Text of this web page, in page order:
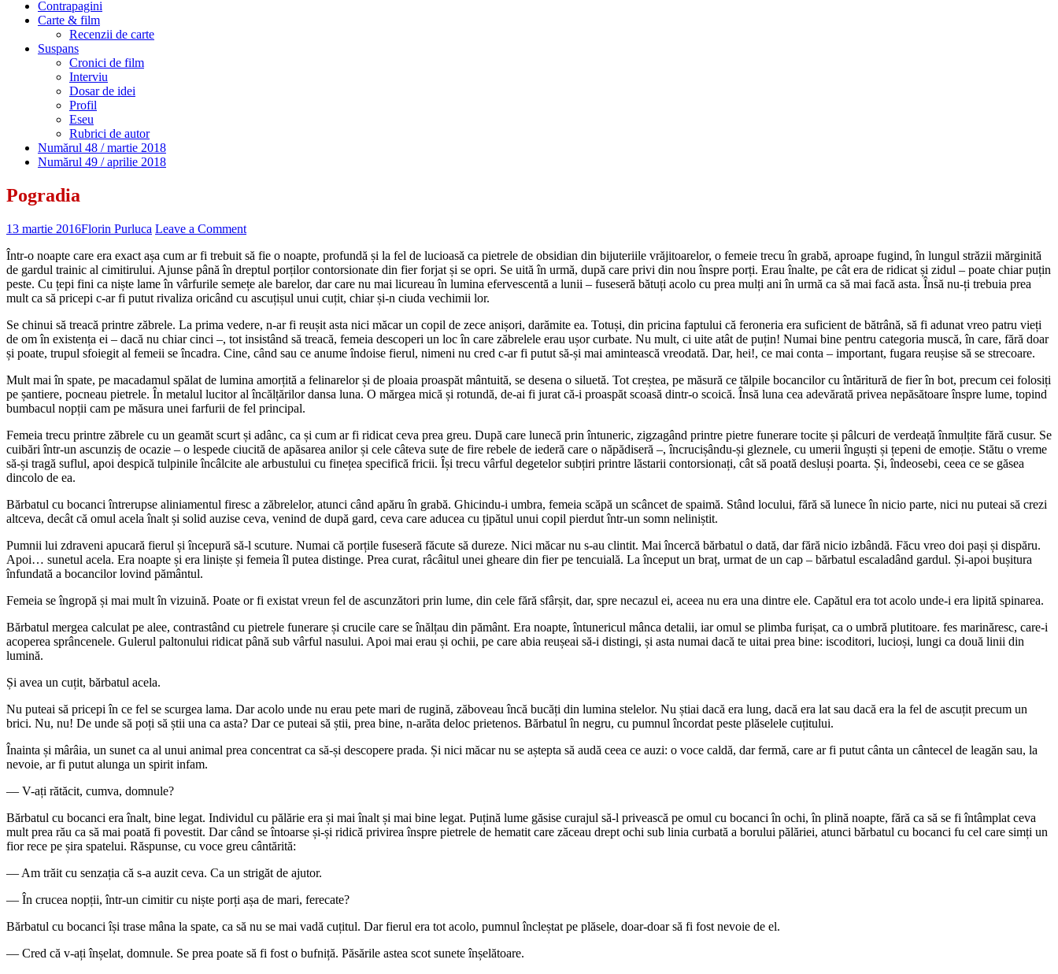
Contrapagini
Carte & film
Recenzii de carte
Suspans
Cronici de film
Interviu
Dosar de idei
Profil
Eseu
Rubrici de autor
Numărul 48 / martie 2018
Numărul 49 / aprilie 2018
Pogradia
13 martie 2016Florin Purluca Leave a Comment
Într-o noapte care era exact așa cum ar fi trebuit să fie o noapte, profundă și la fel de lucioasă ca pietrele de obsidian din bijuteriile vrăjitoarelor, o femeie trecu în grabă, aproape fugind, în lungul străzii mărginită
de gardul trainic al cimitirului. Ajunse până în dreptul porților contorsionate din fier forjat și se opri. Se uită în urmă, după care privi din nou înspre porți. Erau înalte, pe cât era de ridicat și zidul – poate chiar puțin
peste. Cu țepi fini ca niște lame în vârfurile semețe ale barelor, dar care nu mai licureau în lumina efervescentă a lunii – fuseseră bătuți acolo cu prea mulți ani în urmă ca să mai facă asta. Însă nu-ți trebuia prea
mult ca să pricepi c-ar fi putut rivaliza oricând cu ascuțișul unui cuțit, chiar și-n ciuda vechimii lor.
Se chinui să treacă printre zăbrele. La prima vedere, n-ar fi reușit asta nici măcar un copil de zece anișori, darămite ea. Totuși, din pricina faptului că feroneria era suficient de bătrână, să fi adunat vreo patru vieți
de om în existența ei – dacă nu chiar cinci –, tot insistând să treacă, femeia descoperi un loc în care zăbrelele erau ușor curbate. Nu mult, ci uite atât de puțin! Numai bine pentru categoria muscă, în care, fără doar
și poate, trupul sfoiegit al femeii se încadra. Cine, când sau ce anume îndoise fierul, nimeni nu cred c-ar fi putut să-și mai amintească vreodată. Dar, hei!, ce mai conta – important, fugara reușise să se strecoare.
Mult mai în spate, pe macadamul spălat de lumina amorțită a felinarelor și de ploaia proaspăt mântuită, se desena o siluetă. Tot creștea, pe măsură ce tălpile bocancilor cu întăritură de fier în bot, precum cei folosiți
pe șantiere, pocneau pietrele. În metalul lucitor al încălțărilor dansa luna. O mărgea mică și rotundă, de-ai fi jurat că-i proaspăt scoasă dintr-o scoică. Însă luna cea adevărată privea nepăsătoare înspre lume, topind
bumbacul nopții cam pe măsura unei farfurii de fel principal.
Femeia trecu printre zăbrele cu un geamăt scurt și adânc, ca și cum ar fi ridicat ceva prea greu. După care lunecă prin întuneric, zigzagând printre pietre funerare tocite și pâlcuri de verdeață înmulțite fără cusur. Se
cuibări într-un ascunziș de ocazie – o lespede ciucită de apăsarea anilor și cele câteva sute de fire rebele de iederă care o năpădiseră –, încrucișându-și gleznele, cu umerii înguști și țepeni de emoție. Stătu o vreme
să-și tragă suflul, apoi despică tulpinile încâlcite ale arbustului cu finețea specifică fricii. Își trecu vârful degetelor subțiri printre lăstarii contorsionați, cât să poată desluși poarta. Și, îndeosebi, ceea ce se găsea
dincolo de ea.
Bărbatul cu bocanci întrerupse aliniamentul firesc a zăbrelelor, atunci când apăru în grabă. Ghicindu-i umbra, femeia scăpă un scâncet de spaimă. Stând locului, fără să lunece în nicio parte, nici nu puteai să crezi
altceva, decât că omul acela înalt și solid auzise ceva, venind de după gard, ceva care aducea cu țipătul unui copil pierdut într-un somn neliniștit.
Pumnii lui zdraveni apucară fierul și începură să-l scuture. Numai că porțile fuseseră făcute să dureze. Nici măcar nu s-au clintit. Mai încercă bărbatul o dată, dar fără nicio izbândă. Făcu vreo doi pași și dispăru.
Apoi… sunetul acela. Era noapte și era liniște și femeia îl putea distinge. Prea curat, râcâitul unei gheare din fier pe tencuială. La început un braț, urmat de un cap – bărbatul escaladând gardul. Și-apoi bușitura
înfundată a bocancilor lovind pământul.
Femeia se îngropă și mai mult în vizuină. Poate or fi existat vreun fel de ascunzători prin lume, din cele fără sfârșit, dar, spre necazul ei, aceea nu era una dintre ele. Capătul era tot acolo unde-i era lipită spinarea.
Bărbatul mergea calculat pe alee, contrastând cu pietrele funerare și crucile care se înălțau din pământ. Era noapte, întunericul mânca detalii, iar omul se plimba furișat, ca o umbră plutitoare. fes marinăresc, care-i
acoperea sprâncenele. Gulerul paltonului ridicat până sub vârful nasului. Apoi mai erau și ochii, pe care abia reușeai să-i distingi, și asta numai dacă te uitai prea bine: iscoditori, lucioși, lungi ca două linii din
lumină.
Și avea un cuțit, bărbatul acela.
Nu puteai să pricepi în ce fel se scurgea lama. Dar acolo unde nu erau pete mari de rugină, zăboveau încă bucăți din lumina stelelor. Nu știai dacă era lung, dacă era lat sau dacă era la fel de ascuțit precum un
brici. Nu, nu! De unde să poți să știi una ca asta? Dar ce puteai să știi, prea bine, n-arăta deloc prietenos. Bărbatul în negru, cu pumnul încordat peste plăselele cuțitului.
Înainta și mârâia, un sunet ca al unui animal prea concentrat ca să-și descopere prada. Și nici măcar nu se aștepta să audă ceea ce auzi: o voce caldă, dar fermă, care ar fi putut cânta un cântecel de leagăn sau, la
nevoie, ar fi putut alunga un spirit infam.
— V-ați rătăcit, cumva, domnule?
Bărbatul cu bocanci era înalt, bine legat. Individul cu pălărie era și mai înalt și mai bine legat. Puțină lume găsise curajul să-l privească pe omul cu bocanci în ochi, în plină noapte, fără ca să se fi întâmplat ceva
mult prea rău ca să mai poată fi povestit. Dar când se întoarse și-și ridică privirea înspre pietrele de hematit care zăceau drept ochi sub linia curbată a borului pălăriei, atunci bărbatul cu bocanci fu cel care simți un
fior rece pe șira spatelui. Răspunse, cu voce greu cântărită:
— Am trăit cu senzația că s-a auzit ceva. Ca un strigăt de ajutor.
— În crucea nopții, într-un cimitir cu niște porți așa de mari, ferecate?
Bărbatul cu bocanci își trase mâna la spate, ca să nu se mai vadă cuțitul. Dar fierul era tot acolo, pumnul încleștat pe plăsele, doar-doar să fi fost nevoie de el.
— Cred că v-ați înșelat, domnule. Se prea poate să fi fost o bufniță. Păsările astea scot sunete înșelătoare.